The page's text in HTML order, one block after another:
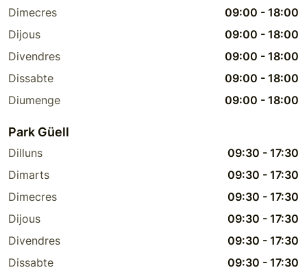
Dimecres
09:00 - 18:00
Dijous
09:00 - 18:00
Divendres
09:00 - 18:00
Dissabte
09:00 - 18:00
Diumenge
09:00 - 18:00
Park Güell
Dilluns 09:30 - 17:30
Dimarts
09:30 - 17:30
Dimecres
09:30 - 17:30
Dijous
09:30 - 17:30
Divendres
09:30 - 17:30
Dissabte
09:30 - 17:30